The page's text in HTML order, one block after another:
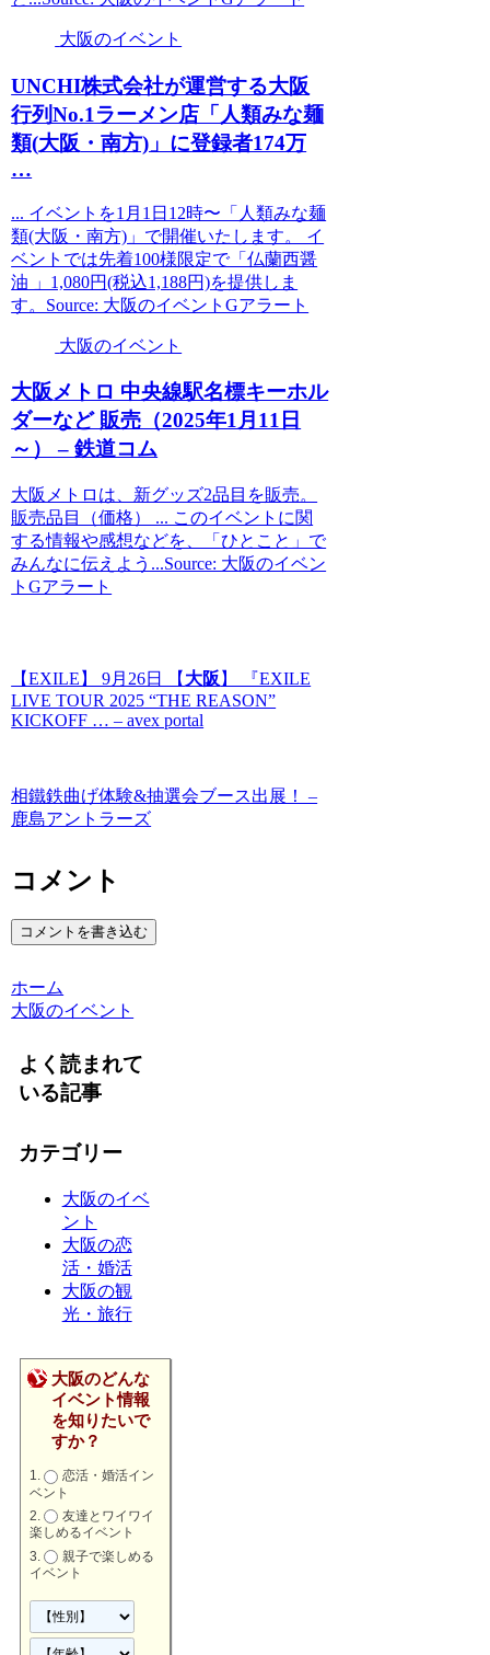
大阪のイベント
UNCHI株式会社が運営する大阪
行列No.1ラーメン店「人類みな麺
類(大阪 ・南方)」に登録者174万
…
... イベントを1月1日12時〜「人類みな麺
類(大阪・南方)」で開催いたします。 イ
ベントでは先着100様限定で「仏蘭西醤
油 」1,080円(税込1,188円)を提供しま
す。Source: 大阪のイベントGアラート
大阪のイベント
大阪メトロ 中央線駅名標キーホル
ダーなど 販売（2025年1月11日
～） – 鉄道コム
大阪メトロは、新グッズ2品目を販売。
販売品目（価格） ... このイベントに関
する情報や感想などを、「ひとこと」で
みんなに伝えよう...Source: 大阪のイベン
トGアラート
【EXILE】 9月26日 【 大阪 】 『EXILE
LIVE TOUR 2025 “THE REASON”
KICKOFF … – avex portal
相鐵鉄曲げ体験&抽選会ブース出展！ –
鹿島アントラーズ
コメント
コメントを書き込む
ホーム
大阪のイベント
よく読まれて
いる記事
カテゴリー
大阪のイベ
ント
大阪の恋
活・婚活
大阪の観
光・旅行
大阪のどんな
イベント情報
を知りたいで
すか？
恋活・婚活イン
ベント
友達とワイワイ
楽しめるイベント
親子で楽しめる
イベント